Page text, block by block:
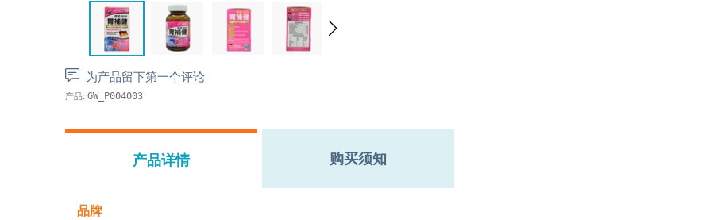
为产品留下第一个评论
产品: GW_P004003
产品详情 购买须知
品牌